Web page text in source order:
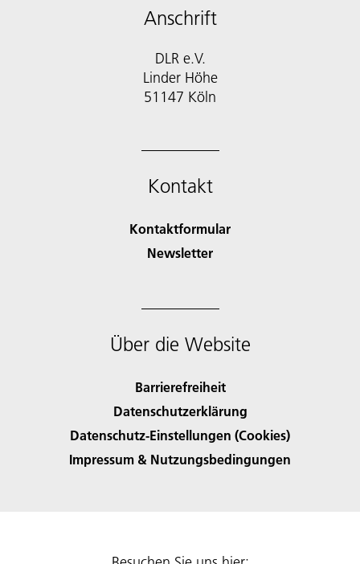
Anschrift
DLR e.V.
Linder Höhe
51147 Köln
Kontakt
Kontaktformular
Newsletter
Über die Website
Barrierefreiheit
Datenschutzerklärung
Datenschutz-Einstellungen (Cookies)
Impressum & Nutzungsbedingungen